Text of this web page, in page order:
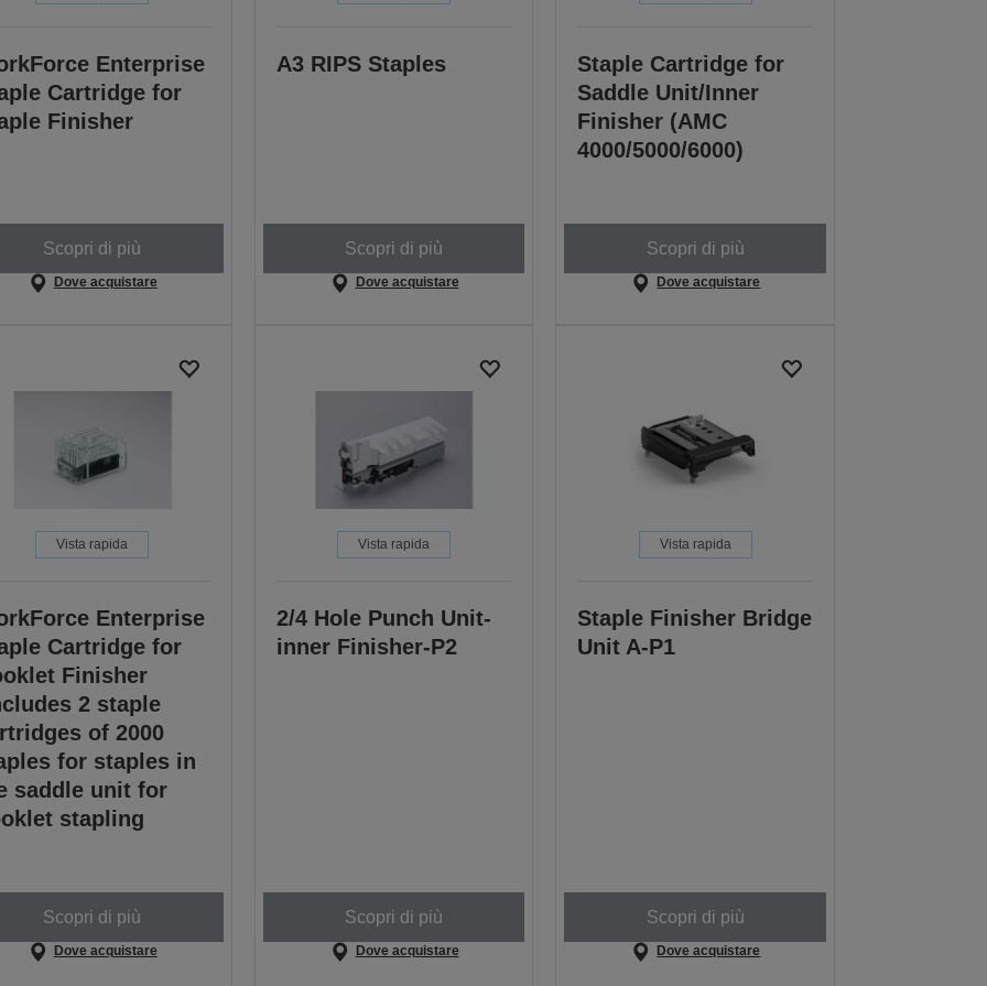
Enterprise
Cartridge for
Finisher
Scopri di più
Dove acquistare
A3 RIPS Staples
Scopri di più
Dove acquistare
Staple Cartridge for
Saddle Unit/Inner
Finisher (AMC
4000/5000/6000)
Scopri di più
Dove acquistare
Vista rapida
Enterprise
Cartridge for
Finisher
2 staple
of 2000
for staples in
saddle unit for
stapling
Scopri di più
Dove acquistare
Vista rapida
2/4 Hole Punch Unit-
inner Finisher-P2
Scopri di più
Dove acquistare
Vista rapida
Staple Finisher Bridge
Unit A-P1
Scopri di più
Dove acquistare